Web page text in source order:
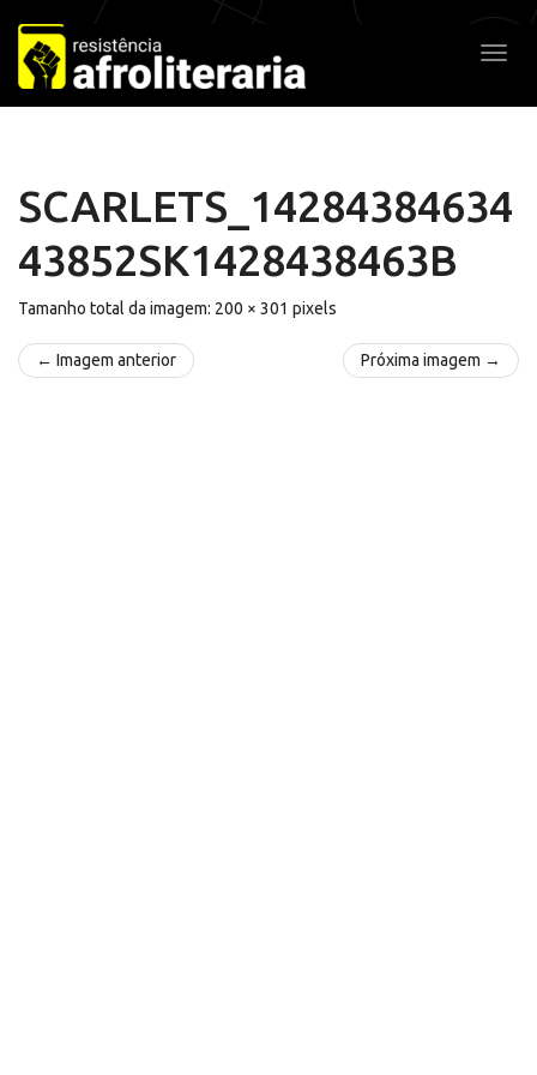
Pular
para
o
conteúdo
SCARLETS_14284384634
43852SK1428438463B
Tamanho total da imagem: 200 × 301 pixels
← Imagem anterior Próxima imagem →